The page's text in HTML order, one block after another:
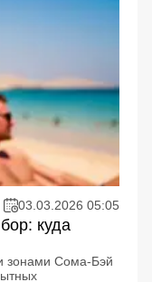
03.03.2026 05:05
куда
зонами Сома-Бэй